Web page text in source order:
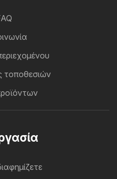
τοποθεσιών